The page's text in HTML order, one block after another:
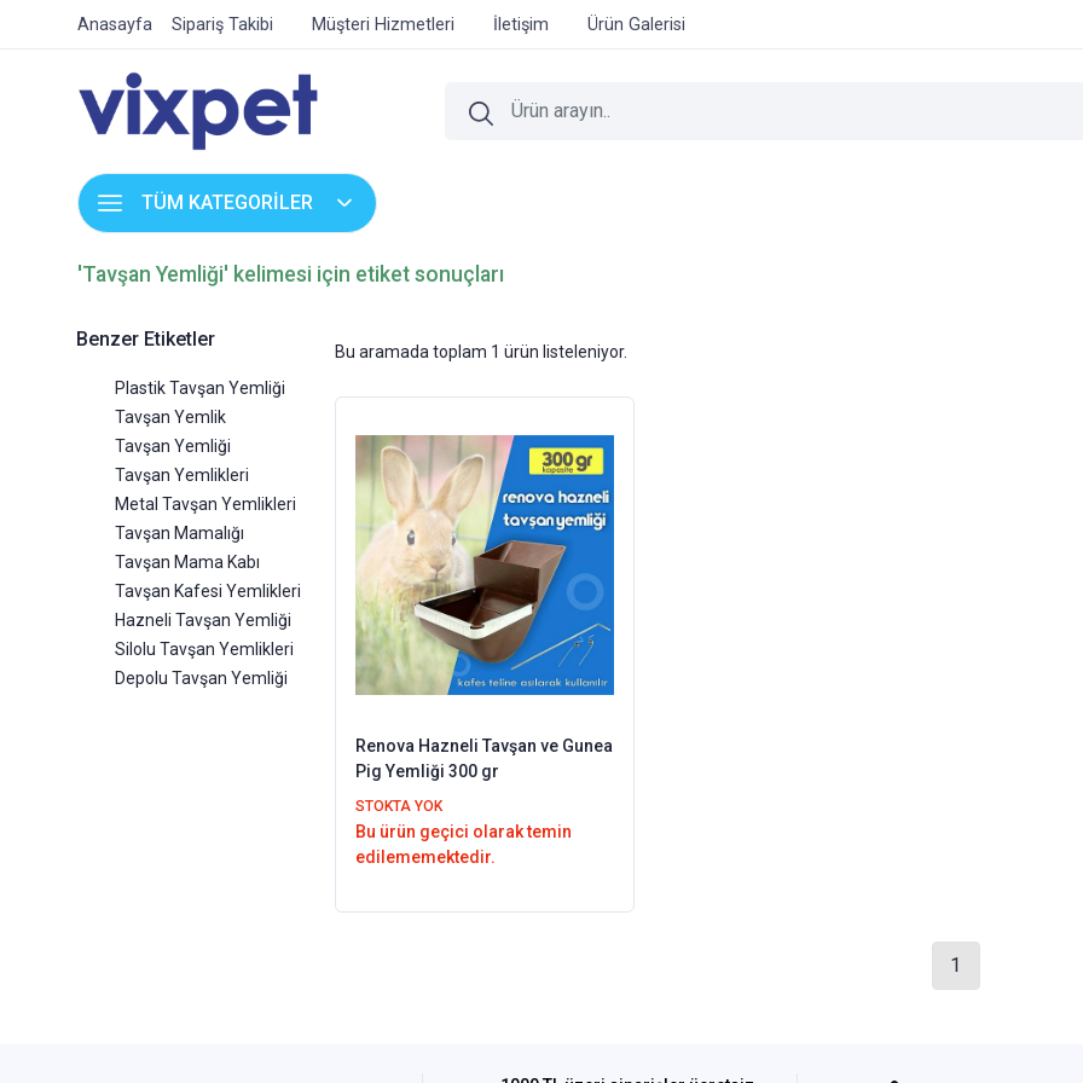
Anasayfa Sipariş Takibi Müşteri Hizmetleri İletişim Ürün Galerisi
TÜM KATEGORİLER
'Tavşan Yemliği' kelimesi için etiket sonuçları
Benzer Etiketler
Plastik Tavşan Yemliği
Tavşan Yemlik
Tavşan Yemliği
Tavşan Yemlikleri
Metal Tavşan Yemlikleri
Tavşan Mamalığı
Tavşan Mama Kabı
Tavşan Kafesi Yemlikleri
Hazneli Tavşan Yemliği
Silolu Tavşan Yemlikleri
Depolu Tavşan Yemliği
Bu aramada toplam 1 ürün listeleniyor.
Renova Hazneli Tavşan ve Gunea
Pig Yemliği 300 gr
STOKTA YOK
Bu ürün geçici olarak temin
edilememektedir.
1